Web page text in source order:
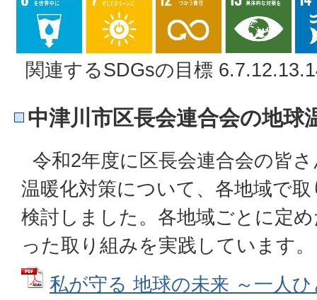
関連するSDGsの目標
中津川市区長会連合会の地球
令和2年度に区長会連合会の皆
温暖化対策について、各地域で
検討しました。各地域ごとに定
った取り組みを実践しています。
私が守る 地球の未来 ～一人